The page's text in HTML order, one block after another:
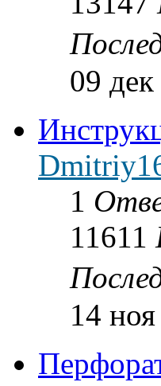
09
1
11611
14